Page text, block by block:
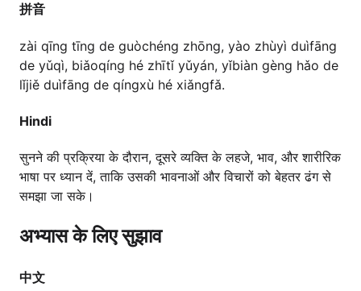
拼音
zài qīng tīng de guòchéng zhōng, yào zhùyì duìfāng
de yǔqì, biǎoqíng hé zhītǐ yǔyán, yǐbiàn gèng hǎo de
lǐjiě duìfāng de qíngxù hé xiǎngfǎ.
Hindi
सुनने की प्रक्रिया के दौरान, दूसरे व्यक्ति के लहजे, भाव, और शारीरिक
भाषा पर ध्यान दें, ताकि उसकी भावनाओं और विचारों को बेहतर ढंग से
समझा जा सके।
अभ्यास के लिए सुझाव
中文